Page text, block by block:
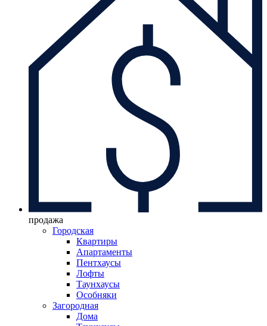
продажа
Городская
Квартиры
Апартаменты
Пентхаусы
Лофты
Таунхаусы
Особняки
Загородная
Дома